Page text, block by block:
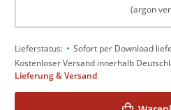
(argon
Lieferstatus: • Sofort per Download
Kostenloser Versand innerhalb
Lieferung & Versand